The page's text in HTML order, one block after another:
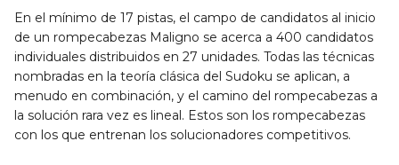
En el mínimo de 17 pistas, el campo de candidatos al inicio
de un rompecabezas Maligno se acerca a 400 candidatos
individuales distribuidos en 27 unidades. Todas las técnicas
nombradas en la teoría clásica del Sudoku se aplican, a
menudo en combinación, y el camino del rompecabezas a
la solución rara vez es lineal. Estos son los rompecabezas
con los que entrenan los solucionadores competitivos.